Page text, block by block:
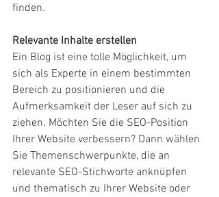
finden.
Relevante Inhalte erstellen
Ein Blog ist eine tolle Möglichkeit, um
sich als Experte in einem bestimmten
Bereich zu positionieren und die
Aufmerksamkeit der Leser auf sich zu
ziehen. Möchten Sie die SEO-Position
Ihrer Website verbessern? Dann wählen
Sie Themenschwerpunkte, die an
relevante SEO-Stichworte anknüpfen
und thematisch zu Ihrer Website oder